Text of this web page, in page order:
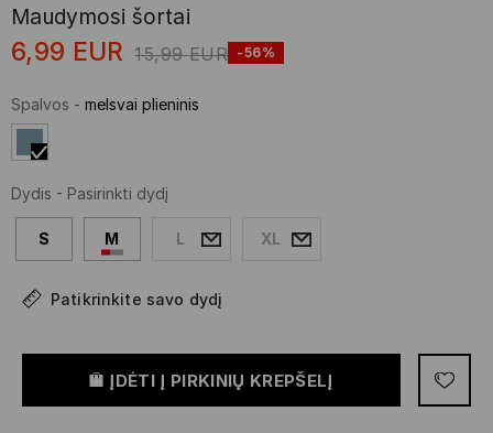
Maudymosi šortai
6,99 EUR 15,99 EUR -56%
Spalvos - melsvai plieninis
Dydis - Pasirinkti dydį
S M L XL
Patikrinkite savo dydį
ĮDĖTI Į PIRKINIŲ KREPŠELĮ